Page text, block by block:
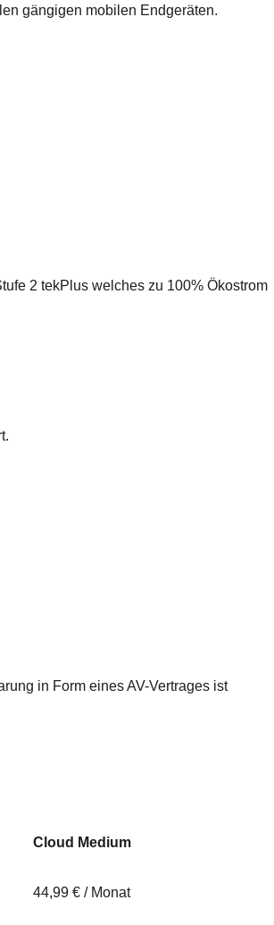
gängigen mobilen Endgeräten.
2 tekPlus welches zu 100% Ökostrom
in Form eines AV-Vertrages ist
Cloud Medium
44,99 € / Monat